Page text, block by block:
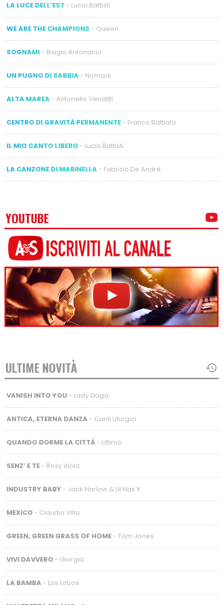
LA LUCE DELL’EST - Lucio Battisti
WE ARE THE CHAMPIONS - Queen
SOGNAMI- Biagio Antonacci
UN PUGNO DI SABBIA- Nomadi
ALTA MAREA- Antonello Venditti
CENTRO DI GRAVITÀ PERMANENTE- Franco Battiato
IL MIO CANTO LIBERO- Lucio Battisti
LA CANZONE DI MARINELLA- Fabrizio De André
YOUTUBE
ULTIME NOVITÀ
VANISH INTO YOU - Lady Gaga
ANTICA, ETERNA DANZA - Canti Liturgici
QUANDO DORME LA CITTÀ- Ultimo
SENZ’ E TE- Rosy Viola
INDUSTRY BABY - Jack Harlow & Lil Nas X
MEXICO- Claudio Villa
GREEN, GREEN GRASS OF HOME- Tom Jones
VIVI DAVVERO- Giorgia
LA BAMBA - Los Lobos